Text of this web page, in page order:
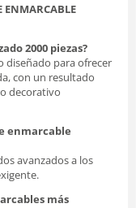
ENMARCABLE
2000 piezas?
diseñado para ofrecer
con un resultado
decorativo
enmarcable
avanzados a los
más